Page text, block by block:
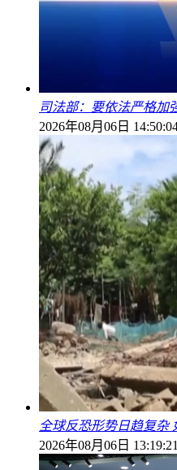
司法部：要依法严格加
2026年08月06日
全球反恐形势日趋复杂
2026年08月06日 13:19:21